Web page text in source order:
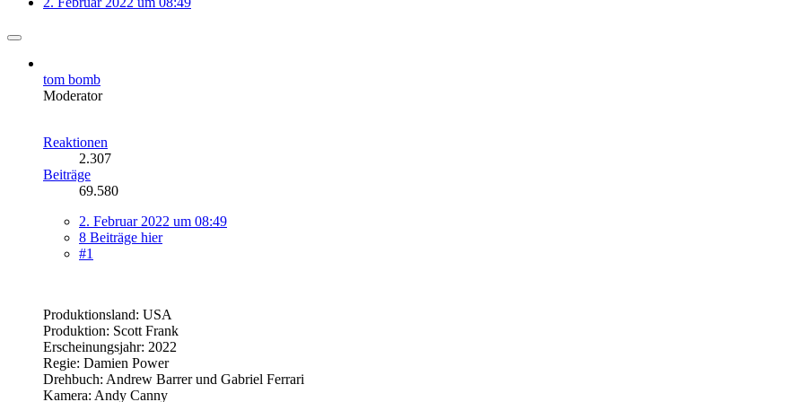
tom bomb
Moderator
Reaktionen
2.307
Beiträge
69.580
2. Februar 2022 um 08:49
8 Beiträge hier
#1
Produktionsland: USA
Produktion: Scott Frank
Erscheinungsjahr: 2022
Regie: Damien Power
Drehbuch: Andrew Barrer und Gabriel Ferrari
Kamera: Andy Canny